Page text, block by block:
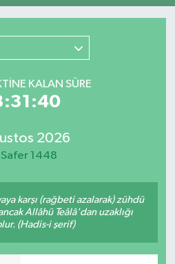
KALAN SÜRE
2026
1448
karşı (rağbeti azalarak) zühdü
Allâhü Teâlâ'dan uzaklığı
(Hadis-i şerif)